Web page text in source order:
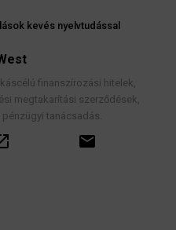
kevés nyelvtudással
finanszírozási hitelek,
megtakarítási szerződések,
tanácsadás.
email